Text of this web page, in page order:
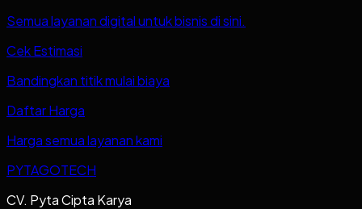
Semua layanan digital untuk bisnis di sini.
Cek Estimasi
Bandingkan titik mulai biaya
Daftar Harga
Harga semua layanan kami
PYTAGOTECH
CV. Pyta Cipta Karya